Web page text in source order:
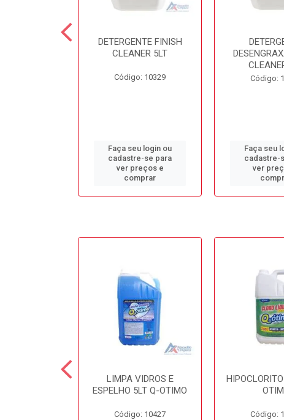
DETERGENTE FINISH
CLEANER 5LT
Código: 10329
Faça seu login ou
cadastre-se para
ver preços e
comprar
Código:
Faça seu
cadastre-
ver
LIMPA VIDROS E
ESPELHO 5LT Q-OTIMO
Código: 10427 Código: